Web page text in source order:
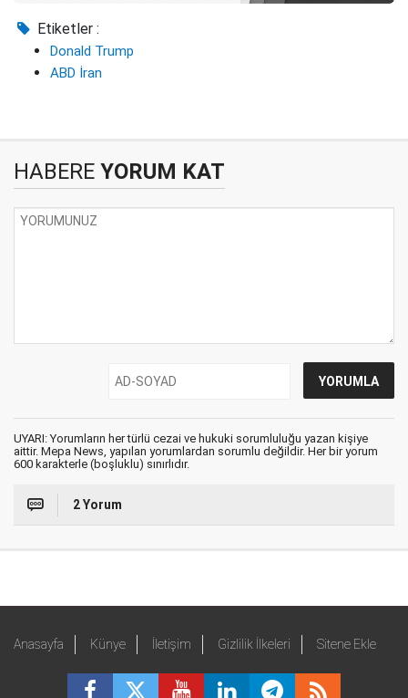
Etiketler :
Donald Trump
ABD İran
HABERE YORUM KAT
UYARI: Yorumların her türlü cezai ve hukuki sorumluluğu yazan kişiye
aittir. Mepa News, yapılan yorumlardan sorumlu değildir. Her bir yorum
600 karakterle (boşluklu) sınırlıdır.
2 Yorum
Anasayfa Künye İletişim Gizlilik İlkeleri Sitene Ekle